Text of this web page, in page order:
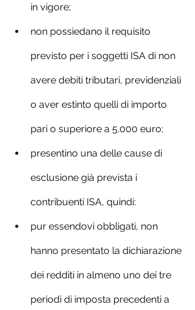
in vigore;
non possiedano il requisito
previsto per i soggetti ISA di non
avere debiti tributari, previdenziali
o aver estinto quelli di importo
pari o superiore a 5.000 euro;
presentino una delle cause di
esclusione già prevista i
contribuenti ISA, quindi:
pur essendovi obbligati, non
hanno presentato la dichiarazione
dei redditi in almeno uno dei tre
periodi di imposta precedenti a